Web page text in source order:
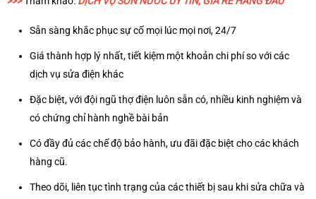
Sẵn sàng khắc phục sự cố mọi lúc mọi nơi, 24/7
Giá thành hợp lý nhất, tiết kiệm một khoản chi phí so với các
dịch vụ sửa điện khác
Đặc biệt, với đội ngũ thợ điện luôn sẵn có, nhiều kinh nghiệm và
có chứng chỉ hành nghề bài bản
Có đầy đủ các chế độ bảo hành, ưu đãi đặc biệt cho các khách
hàng cũ.
Theo dõi, liên tục tình trạng của các thiết bị sau khi sửa chữa và